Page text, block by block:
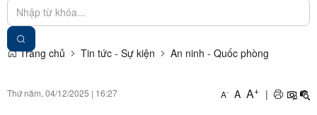
Trang chủ Tin tức - Sự kiện An ninh - Quốc phòng
Thứ năm, 04/12/2025 | 16:27 A- A A+ |